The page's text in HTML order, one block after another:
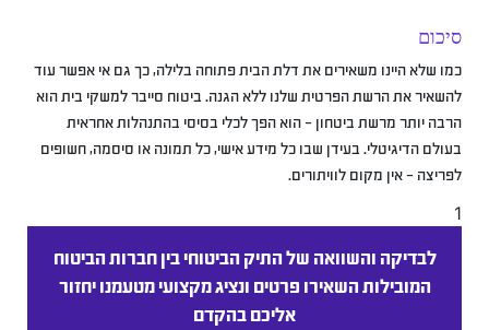
סיכום
כמו שלא היינו משאירים את דלת הבית פתוחה בלילה, כך גם אי אפשר עוד
להשאיר את הרשת הפרטית שלנו ללא הגנה. ביטוח סייבר למשקי בית הוא
הרבה יותר מרשת ביטחון – הוא הפך לכלי בסיסי בהתנהלות אחראית
בעולם הדיגיטלי. בעידן שבו כל מידע אישי, כל תמונה או סיסמה, חשופים
לפריצה – אין מקום לוויתורים.
1
לבדיקה והשוואה של התיק הביטוחי בין חברות הביטוח
המובילות השאירו פרטים ונציג מקצועי מטעמנו יחזור
אליכם בהקדם